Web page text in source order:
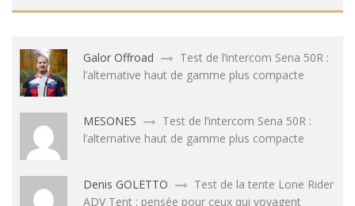
Galor Offroad
Test de l’intercom Sena 50R :
l’alternative haut de gamme plus compacte
MESONES
Test de l’intercom Sena 50R :
l’alternative haut de gamme plus compacte
Denis GOLETTO
Test de la tente Lone Rider
ADV Tent : pensée pour ceux qui voyagent